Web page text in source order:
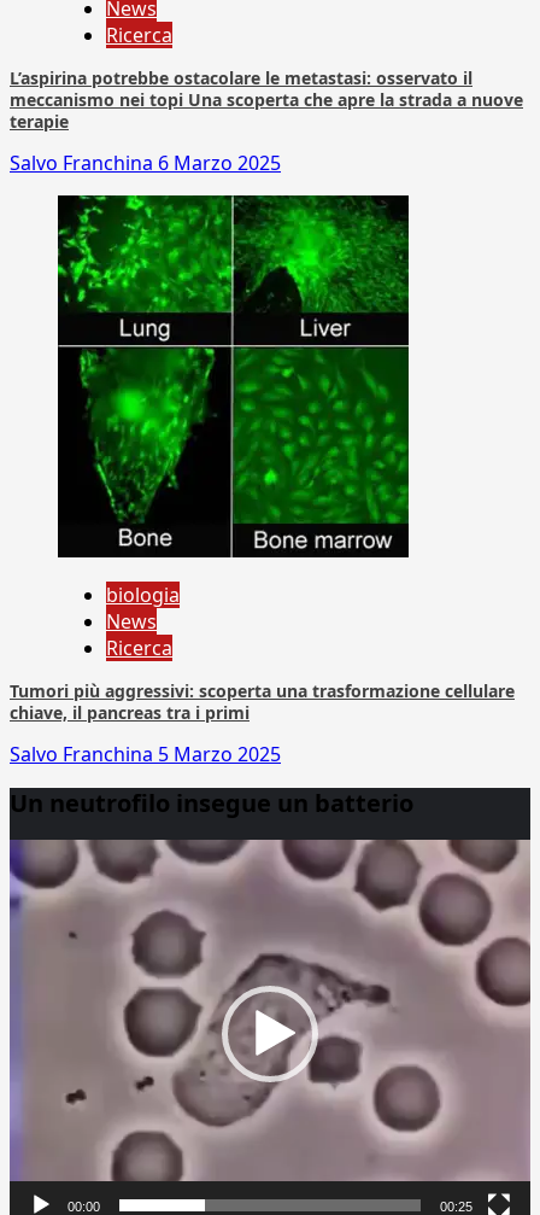
News
Ricerca
L’aspirina potrebbe ostacolare le metastasi: osservato il
meccanismo nei topi Una scoperta che apre la strada a nuove
terapie
Salvo Franchina 6 Marzo 2025
biologia
News
Ricerca
Tumori più aggressivi: scoperta una trasformazione cellulare
chiave, il pancreas tra i primi
Salvo Franchina 5 Marzo 2025
Un neutrofilo insegue un batterio
Player
00:00 00:25